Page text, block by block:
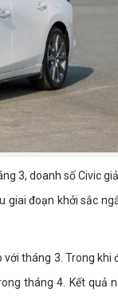
3, doanh số Civic
giai đoạn khởi sắc
tháng 3. Trong khi
tháng 4. Kết quả